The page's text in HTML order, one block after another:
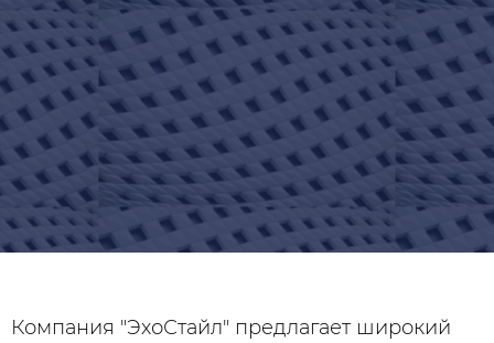
Компания "ЭхоСтайл" предлагает широкий